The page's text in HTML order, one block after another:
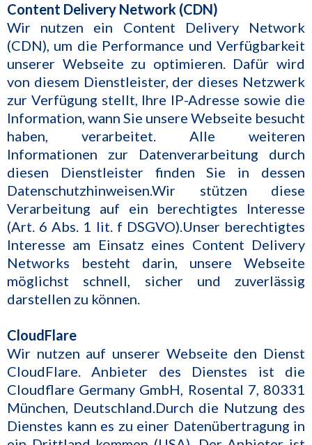
Content Delivery Network (CDN)
Wir nutzen ein Content Delivery Network
(CDN), um die Performance und Verfügbarkeit
unserer Webseite zu optimieren. Dafür wird
von diesem Dienstleister, der dieses Netzwerk
zur Verfügung stellt, Ihre IP-Adresse sowie die
Information, wann Sie unsere Webseite besucht
haben, verarbeitet. Alle weiteren
Informationen zur Datenverarbeitung durch
diesen Dienstleister finden Sie in dessen
Datenschutzhinweisen.Wir stützen diese
Verarbeitung auf ein berechtigtes Interesse
(Art. 6 Abs. 1 lit. f DSGVO).Unser berechtigtes
Interesse am Einsatz eines Content Delivery
Networks besteht darin, unsere Webseite
möglichst schnell, sicher und zuverlässig
darstellen zu können.
CloudFlare
Wir nutzen auf unserer Webseite den Dienst
CloudFlare. Anbieter des Dienstes ist die
Cloudflare Germany GmbH, Rosental 7, 80331
München, Deutschland.Durch die Nutzung des
Dienstes kann es zu einer Datenübertragung in